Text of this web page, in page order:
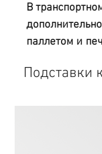
В
паллетом и
Подставки